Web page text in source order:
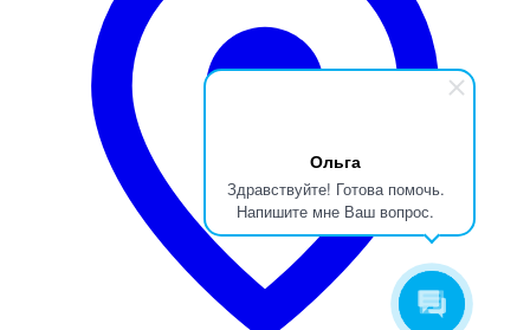
Ольга
Здравствуйте! Готова помочь.
Напишите мне Ваш вопрос.